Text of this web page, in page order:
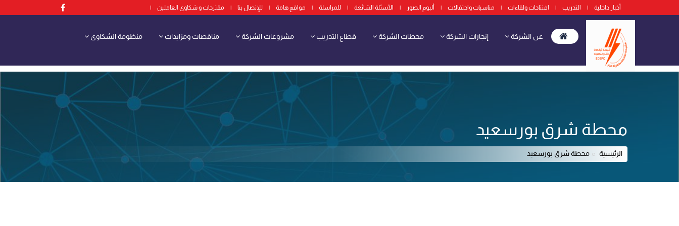
أخبار داخلية | التدريب | افتتاحات ولقاءات | مناسبات واحتفالات | ألبوم الصور | الأسئلة الشائعة | للمراسلة | مواقع هامة | للإتصال بنا | مقترحات و شكاوى العاملين |
عن الشركة إنجازات الشركة محطات الشركة قطاع التدريب مشروعات الشركة مناقصات ومزايدات منظومة الشكاوى
محطة شرق بورسعيد
الرئيسية محطة شرق بورسعيد